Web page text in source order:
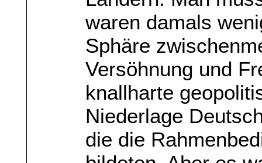
waren damals
Sphäre
Versöhnung und
knallharte
Niederlage
die die